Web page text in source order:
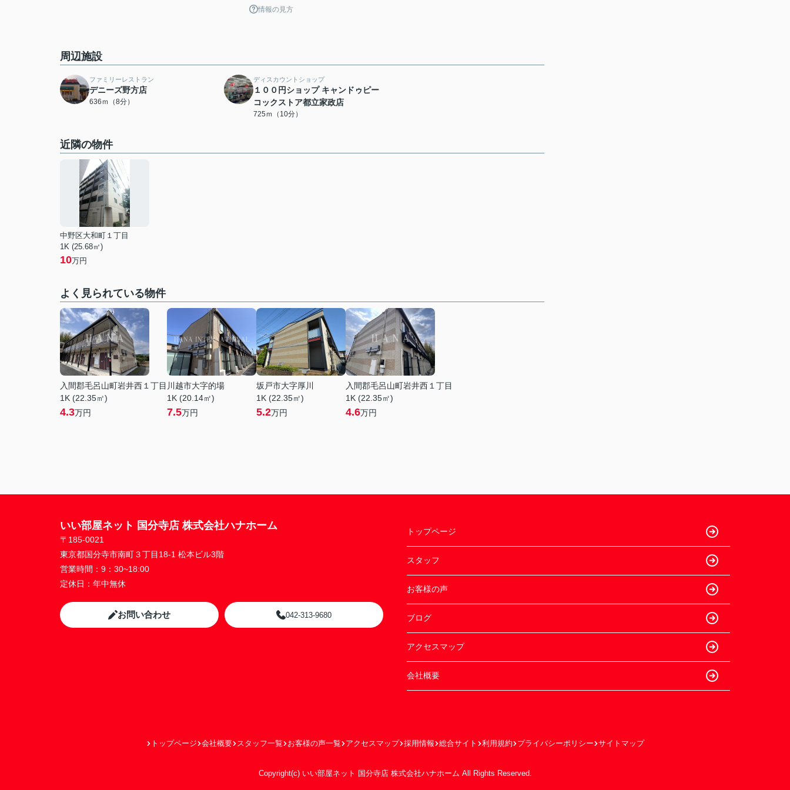
情報の見方
周辺施設
ファミリーレストラン
デニーズ野方店
636ｍ（8分）
ディスカウントショップ
１００円ショップ キャンドゥピー
コックストア都立家政店
725ｍ（10分）
近隣の物件
中野区大和町１丁目
1K (25.68㎡)
10万円
よく見られている物件
入間郡毛呂山町岩井西１丁目
1K (22.35㎡)
4.3万円
川越市大字的場
1K (20.14㎡)
7.5万円
坂戸市大字厚川
1K (22.35㎡)
5.2万円
入間郡毛呂山町岩井西１丁目
1K (22.35㎡)
4.6万円
いい部屋ネット 国分寺店 株式会社ハナホーム
〒185-0021
東京都国分寺市南町３丁目18-1 松本ビル3階
営業時間： 9：30~18:00
定休日： 年中無休
お問い合わせ 042-313-9680
トップページ
スタッフ
お客様の声
ブログ
アクセスマップ
会社概要
トップページ 会社概要 スタッフ一覧 お客様の声一覧 アクセスマップ 採用情報 総合サイト 利用規約 プライバシーポリシー サイトマップ
Copyright(c) いい部屋ネット 国分寺店 株式会社ハナホーム All Rights Reserved.